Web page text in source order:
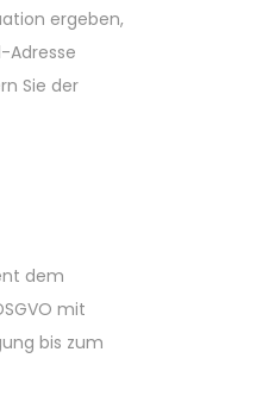
ergeben,
Adresse
Sie der
dem
mit
bis zum